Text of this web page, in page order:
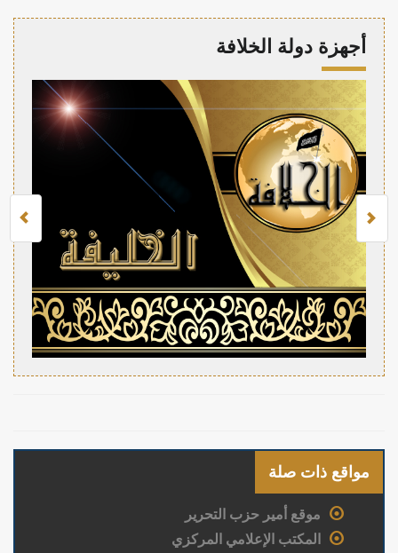
أجهزة دولة الخلافة
مواقع ذات صلة
موقع أمير حزب التحرير
المكتب الإعلامي المركزي